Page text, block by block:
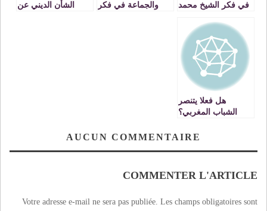
في فكر الشيخ محمد
والجماعة في فكر
الشأن الديني عن
هل فعلا يتنصر
الشباب المغربي؟
AUCUN COMMENTAIRE
COMMENTER L'ARTICLE
Votre adresse e-mail ne sera pas publiée. Les champs obligatoires sont